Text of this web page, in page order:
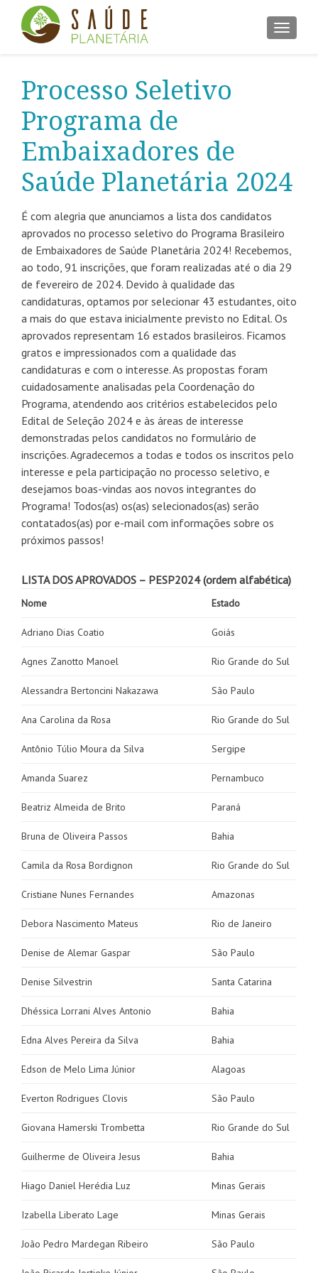
Processo Seletivo
Programa de
Embaixadores de
Saúde Planetária 2024
É com alegria que anunciamos a lista dos candidatos
aprovados no processo seletivo do Programa Brasileiro
de Embaixadores de Saúde Planetária 2024! Recebemos,
ao todo, 91 inscrições, que foram realizadas até o dia 29
de fevereiro de 2024. Devido à qualidade das
candidaturas, optamos por selecionar 43 estudantes, oito
a mais do que estava inicialmente previsto no Edital. Os
aprovados representam 16 estados brasileiros. Ficamos
gratos e impressionados com a qualidade das
candidaturas e com o interesse. As propostas foram
cuidadosamente analisadas pela Coordenação do
Programa, atendendo aos critérios estabelecidos pelo
Edital de Seleção 2024 e às áreas de interesse
demonstradas pelos candidatos no formulário de
inscrições. Agradecemos a todas e todos os inscritos pelo
interesse e pela participação no processo seletivo, e
desejamos boas-vindas aos novos integrantes do
Programa! Todos(as) os(as) selecionados(as) serão
contatados(as) por e-mail com informações sobre os
próximos passos!
LISTA DOS APROVADOS – PESP2024 (ordem alfabética)
Nome Estado
Adriano Dias Coatio Goiás
Agnes Zanotto Manoel Rio Grande do Sul
Alessandra Bertoncini Nakazawa São Paulo
Ana Carolina da Rosa Rio Grande do Sul
Antônio Túlio Moura da Silva Sergipe
Amanda Suarez Pernambuco
Beatriz Almeida de Brito Paraná
Bruna de Oliveira Passos Bahia
Camila da Rosa Bordignon Rio Grande do Sul
Cristiane Nunes Fernandes Amazonas
Debora Nascimento Mateus Rio de Janeiro
Denise de Alemar Gaspar São Paulo
Denise Silvestrin Santa Catarina
Dhéssica Lorrani Alves Antonio Bahia
Edna Alves Pereira da Silva Bahia
Edson de Melo Lima Júnior Alagoas
Everton Rodrigues Clovis São Paulo
Giovana Hamerski Trombetta Rio Grande do Sul
Guilherme de Oliveira Jesus Bahia
Hiago Daniel Herédia Luz Minas Gerais
Izabella Liberato Lage Minas Gerais
João Pedro Mardegan Ribeiro São Paulo